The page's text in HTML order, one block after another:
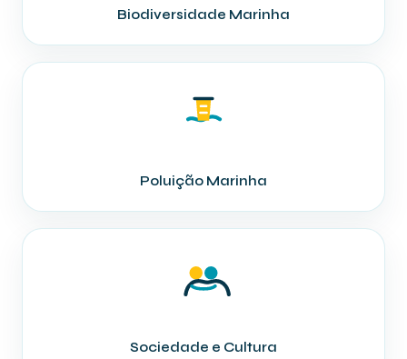
Biodiversidade Marinha
Poluição Marinha
Sociedade e Cultura